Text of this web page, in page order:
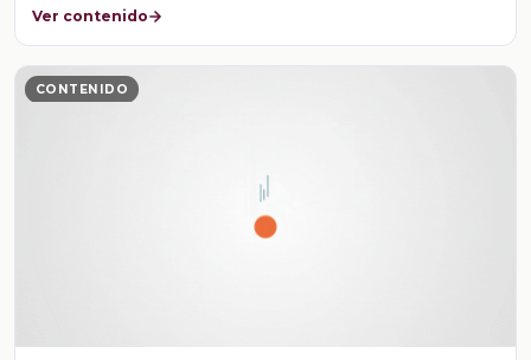
Ver contenido
CONTENIDO